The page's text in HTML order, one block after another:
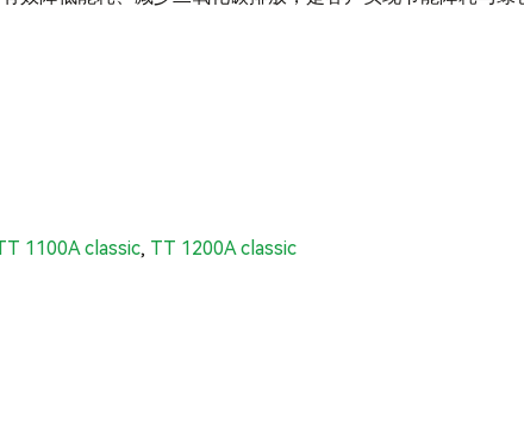
1100A classic, TT 1200A classic